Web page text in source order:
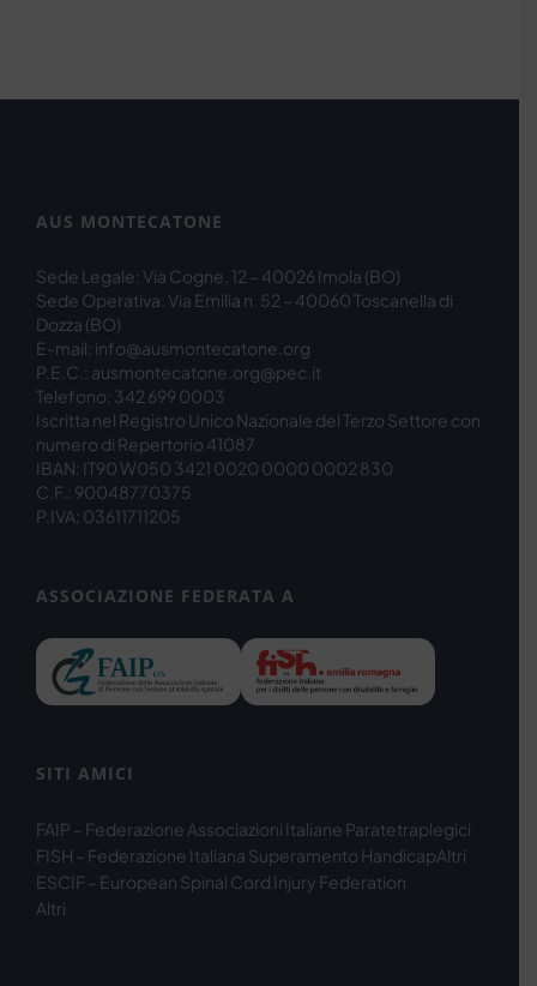
AUS MONTECATONE
Sede Legale: Via Cogne, 12 – 40026 Imola (BO)
Sede Operativa: Via Emilia n. 52 – 40060 Toscanella di
Dozza (BO)
E-mail: info@ausmontecatone.org
P.E.C.: ausmontecatone.org@pec.it
Telefono: 342 699 0003
Iscritta nel Registro Unico Nazionale del Terzo Settore con
numero di Repertorio 41087
IBAN: IT90 W050 3421 0020 0000 0002 830
C.F.: 90048770375
P.IVA: 03611711205
ASSOCIAZIONE FEDERATA A
SITI AMICI
FAIP – Federazione Associazioni Italiane Paratetraplegici
FISH – Federazione Italiana Superamento HandicapAltri
ESCIF – European Spinal Cord Injury Federation
Altri